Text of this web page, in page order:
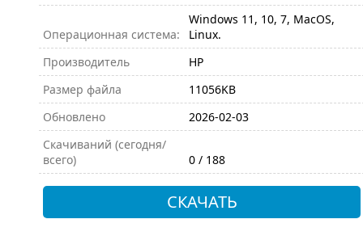
Операционная система:
Windows 11, 10, 7, MacOS,
Linux.
Производитель
HP
Размер файла
11056KB
Обновлено
2026-02-03
Скачиваний (сегодня/
всего)
0 / 188
СКАЧАТЬ